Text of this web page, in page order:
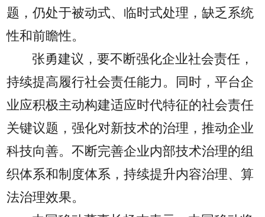
题，仍处于被动式、临时式处理，缺乏系统
性和前瞻性。
张勇建议，要不断强化企业社会责任，
持续提高履行社会责任能力。同时，平台企
业应积极主动构建适应时代特征的社会责任
关键议题，强化对新技术的治理，推动企业
科技向善。不断完善企业内部技术治理的组
织体系和制度体系，持续提升内容治理、算
法治理效果。